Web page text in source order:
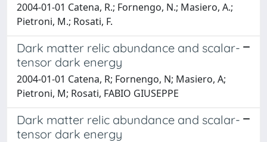
2004-01-01 Catena, R.; Fornengo, N.; Masiero, A.;
Pietroni, M.; Rosati, F.
Dark matter relic abundance and scalar-
tensor dark energy
2004-01-01 Catena, R; Fornengo, N; Masiero, A;
Pietroni, M; Rosati, FABIO GIUSEPPE
Dark matter relic abundance and scalar-
tensor dark energy